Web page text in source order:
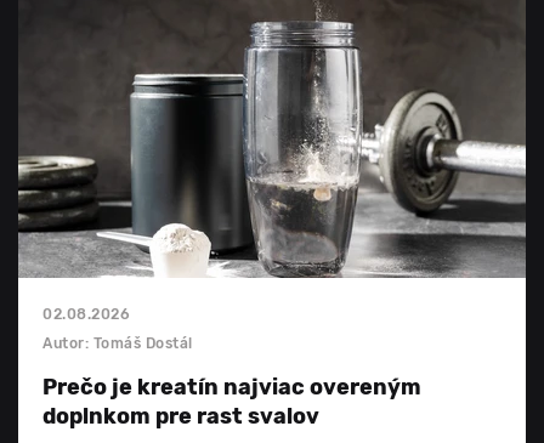
02.08.2026
Autor: Tomáš Dostál
Prečo je kreatín najviac overeným
doplnkom pre rast svalov